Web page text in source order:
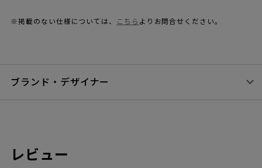
※掲載のない仕様については、 こちら よりお問合せください。
ブランド・デザイナー
レビュー